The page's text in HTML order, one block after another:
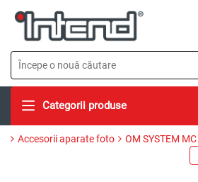
Categorii produse
Accesorii aparate foto OM SYSTEM